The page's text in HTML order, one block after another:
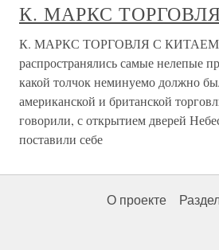
К. МАРКС
К. МАРКС ТОРГОВЛЯ С КИТАЕМ В
распространялись самые нелепые
какой толчок неминуемо должно
американской и британской
говорили, с открытием дверей
поставили себе
О проекте